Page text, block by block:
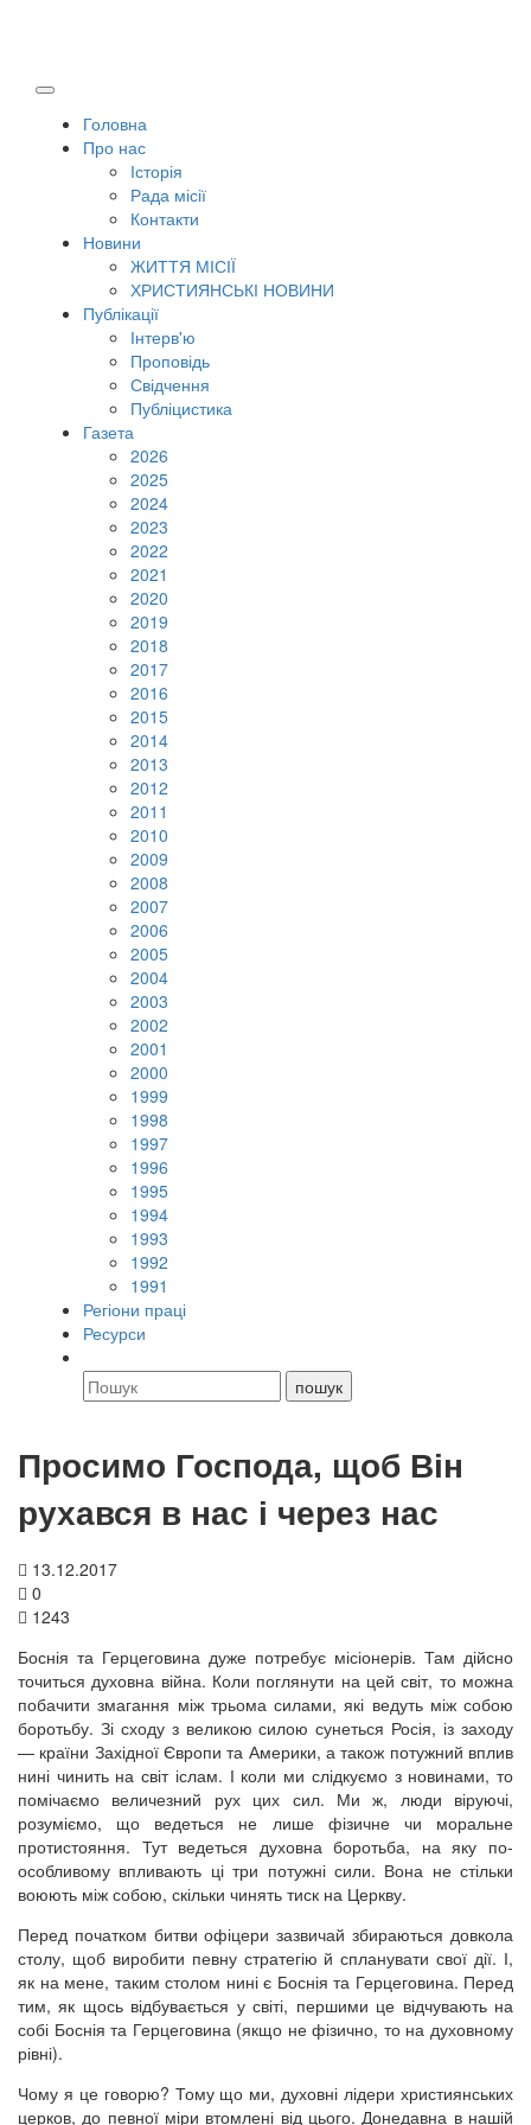
Головна
Про нас
Історія
Рада місії
Контакти
Новини
ЖИТТЯ МІСІЇ
ХРИСТИЯНСЬКІ НОВИНИ
Публікації
Інтерв'ю
Проповідь
Свідчення
Публіцистика
Газета
2026
2025
2024
2023
2022
2021
2020
2019
2018
2017
2016
2015
2014
2013
2012
2011
2010
2009
2008
2007
2006
2005
2004
2003
2002
2001
2000
1999
1998
1997
1996
1995
1994
1993
1992
1991
Регіони праці
Ресурси
Просимо Господа, щоб Він
рухався в нас і через нас
13.12.2017
0
1243
Боснія та Герцеговина дуже потребує місіонерів. Там дійсно
точиться духовна війна. Коли поглянути на цей світ, то можна
побачити змагання між трьома силами, які ведуть між собою
боротьбу. Зі сходу з великою силою сунеться Росія, із заходу
— країни Західної Європи та Америки, а також потужний вплив
нині чинить на світ іслам. І коли ми слідкуємо з новинами, то
помічаємо величезний рух цих сил. Ми ж, люди віруючі,
розуміємо, що ведеться не лише фізичне чи моральне
протистояння. Тут ведеться духовна боротьба, на яку по-
особливому впливають ці три потужні сили. Вона не стільки
воюють між собою, скільки чинять тиск на Церкву.
Перед початком битви офіцери зазвичай збираються довкола
столу, щоб виробити певну стратегію й спланувати свої дії. І,
як на мене, таким столом нині є Боснія та Герцеговина. Перед
тим, як щось відбувається у світі, першими це відчувають на
собі Боснія та Герцеговина (якщо не фізично, то на духовному
рівні).
Чому я це говорю? Тому що ми, духовні лідери християнських
церков, до певної міри втомлені від цього. Донедавна в нашій